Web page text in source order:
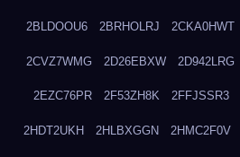
2BLDOOU6 2BRHOLRJ 2CKA0HWT
2CVZ7WMG 2D26EBXW 2D942LRG
2EZC76PR 2F53ZH8K 2FFJSSR3
2HDT2UKH 2HLBXGGN 2HMC2F0V